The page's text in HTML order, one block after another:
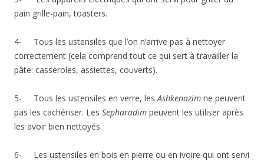
pain grille-pain, toasters.
4- Tous les ustensiles que l’on n’arrive pas à nettoyer
correctement (cela comprend tout ce qui sert à travailler la
pâte: casseroles, assiettes, couverts).
5- Tous les ustensiles en verre, les Ashkenazim ne peuvent
pas les cachériser. Les Sepharadim peuvent les utiliser après
les avoir bien nettoyés.
6- Les ustensiles en bois en pierre ou en ivoire qui ont servi